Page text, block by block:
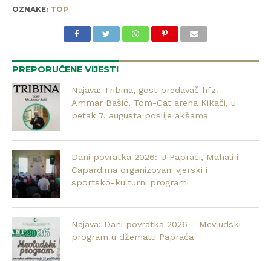
OZNAKE: TOP
PREPORUČENE VIJESTI
Najava: Tribina, gost predavač hfz.
Ammar Bašić, Tom-Cat arena Kikači, u
petak 7. augusta poslije akšama
Dani povratka 2026: U Papraći, Mahali i
Capardima organizovani vjerski i
sportsko-kulturni programi
Najava: Dani povratka 2026 – Mevludski
program u džematu Papraća